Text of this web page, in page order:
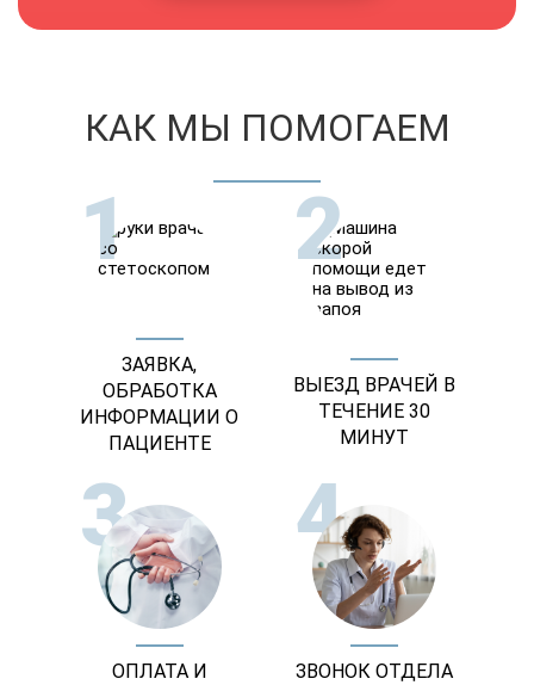
КАК МЫ ПОМОГАЕМ
1
ЗАЯВКА,
ОБРАБОТКА
ИНФОРМАЦИИ О
ПАЦИЕНТЕ
2
ВЫЕЗД ВРАЧЕЙ В
ТЕЧЕНИЕ 30
МИНУТ
3
ОПЛАТА И
4
ЗВОНОК ОТДЕЛА